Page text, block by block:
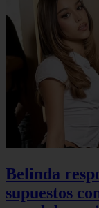
Belinda
supuestos